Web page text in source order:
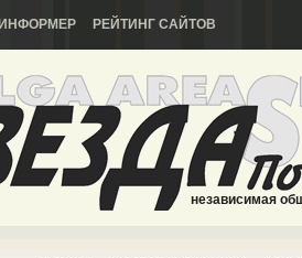
ИНФОРМЕР РЕЙТИНГ САЙТОВ
независимая